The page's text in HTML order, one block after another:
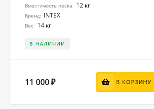
Вместимость песка: 12 кг
Бренд: INTEX
Вес: 14 кг
В НАЛИЧИИ
11 000₽ В КОРЗИНУ